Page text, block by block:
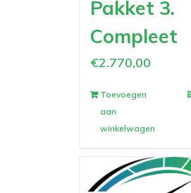
Pakket 3.
Compleet
€2.770,00
Toevoegen
aan
winkelwagen